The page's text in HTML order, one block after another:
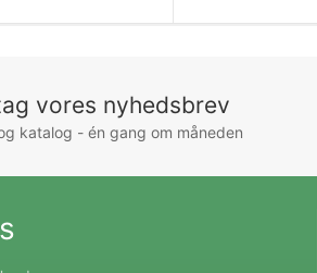
vores nyhedsbrev
katalog - én gang om måneden